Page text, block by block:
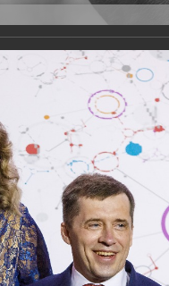
Задать вопрос
Базы данных